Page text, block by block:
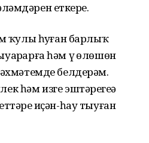
еткерҙе.
ҡулы һуҙған барлыҡ
һәм үҙ өлөшөн
белдерәм.
һәм изге эштәрегеҙҙә
иҫән-һау тыуған